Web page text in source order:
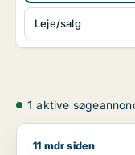
Leje/salg
1 aktive
Morten søger
11 mdr siden